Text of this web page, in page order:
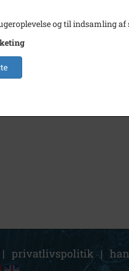
| privatlivspolitik |
og til indsamling